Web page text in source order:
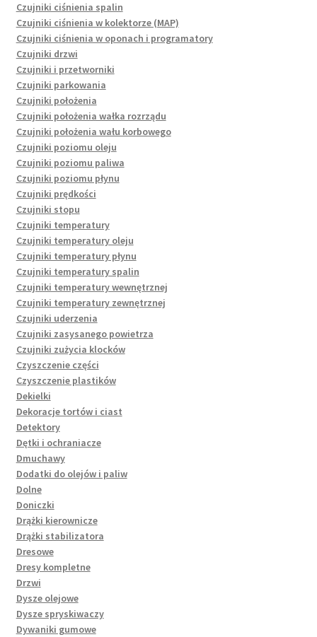
Czujniki ciśnienia spalin
Czujniki ciśnienia w kolektorze (MAP)
Czujniki ciśnienia w oponach i programatory
Czujniki drzwi
Czujniki i przetworniki
Czujniki parkowania
Czujniki położenia
Czujniki położenia wałka rozrządu
Czujniki położenia wału korbowego
Czujniki poziomu oleju
Czujniki poziomu paliwa
Czujniki poziomu płynu
Czujniki prędkości
Czujniki stopu
Czujniki temperatury
Czujniki temperatury oleju
Czujniki temperatury płynu
Czujniki temperatury spalin
Czujniki temperatury wewnętrznej
Czujniki temperatury zewnętrznej
Czujniki uderzenia
Czujniki zasysanego powietrza
Czujniki zużycia klocków
Czyszczenie części
Czyszczenie plastików
Dekielki
Dekoracje tortów i ciast
Detektory
Dętki i ochraniacze
Dmuchawy
Dodatki do olejów i paliw
Dolne
Doniczki
Drążki kierownicze
Drążki stabilizatora
Dresowe
Dresy kompletne
Drzwi
Dysze olejowe
Dysze spryskiwaczy
Dywaniki gumowe